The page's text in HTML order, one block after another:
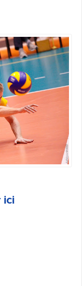
ici